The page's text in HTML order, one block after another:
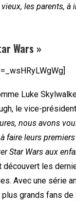
les parents, à
Wars »
Luke
le vice-
nous avons
faire leurs
Star Wars aux
les
Avec une série
grands fans de